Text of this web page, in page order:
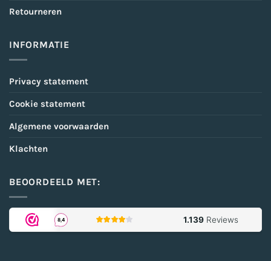
Retourneren
INFORMATIE
Privacy statement
Cookie statement
Algemene voorwaarden
Klachten
BEOORDEELD MET: